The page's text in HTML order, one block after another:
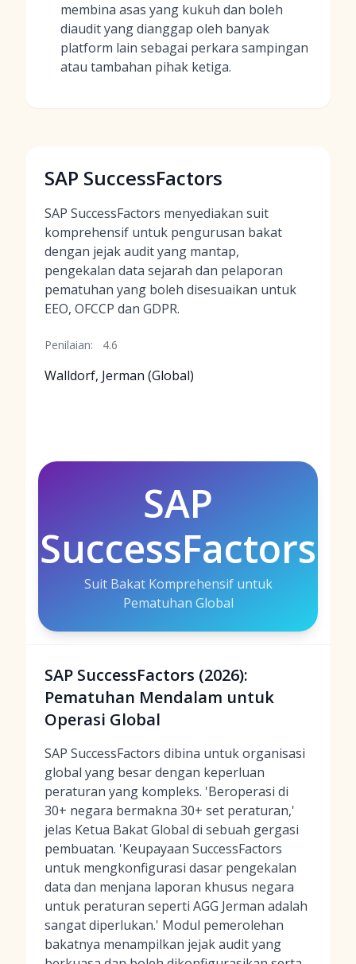
membina asas yang kukuh dan boleh
diaudit yang dianggap oleh banyak
platform lain sebagai perkara sampingan
atau tambahan pihak ketiga.
SAP SuccessFactors
SAP SuccessFactors menyediakan suit
komprehensif untuk pengurusan bakat
dengan jejak audit yang mantap,
pengekalan data sejarah dan pelaporan
pematuhan yang boleh disesuaikan untuk
EEO, OFCCP dan GDPR.
Penilaian: 4.6
Walldorf, Jerman (Global)
SAP
SuccessFactors
Suit Bakat Komprehensif untuk
Pematuhan Global
SAP SuccessFactors (2026):
Pematuhan Mendalam untuk
Operasi Global
SAP SuccessFactors dibina untuk organisasi
global yang besar dengan keperluan
peraturan yang kompleks. 'Beroperasi di
30+ negara bermakna 30+ set peraturan,'
jelas Ketua Bakat Global di sebuah gergasi
pembuatan. 'Keupayaan SuccessFactors
untuk mengkonfigurasi dasar pengekalan
data dan menjana laporan khusus negara
untuk peraturan seperti AGG Jerman adalah
sangat diperlukan.' Modul pemerolehan
bakatnya menampilkan jejak audit yang